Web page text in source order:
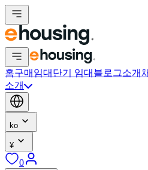
홈구매 임대 단기 임대 블로그소개
소개
ko
¥
0